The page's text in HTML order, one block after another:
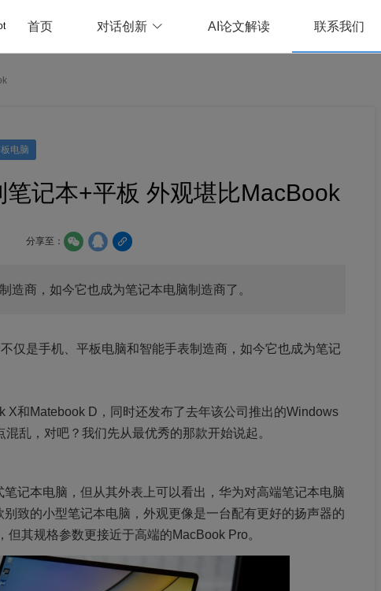
首页 对话创新 AI论文解读 联系我们
电脑
记本+平板 外观堪比MacBook
分享至：
造商，如今它也成为笔记本电脑制造商了。
仅是手机、平板电脑和智能手表制造商，如今它也成为笔记
X和Matebook D，同时还发布了去年该公司推出的Windows
乱，对吧？我们先从最优秀的那款开始说起。
记本电脑，但从其外表上可以看出，华为对高端笔记本电脑
致的小型笔记本电脑，外观更像是一台配有更好的扬声器的
其规格参数更接近于高端的MacBook Pro。